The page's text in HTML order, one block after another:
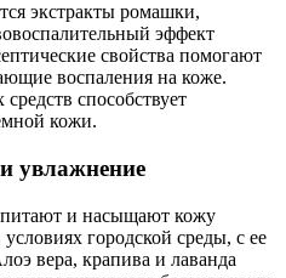
экстракты ромашки,
эффект
свойства помогают
воспаления на коже.
способствует
кожи.
увлажнение
питают и насыщают кожу
городской среды, с ее
вера, крапива и лаванда